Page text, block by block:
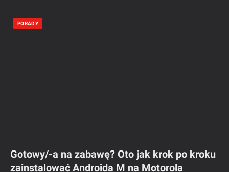
PORADY
Gotowy/-a na zabawę? Oto jak krok po kroku
zainstalować Androida M na Motorola